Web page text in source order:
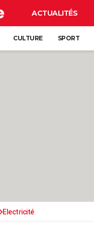
ACTUALITÉS
CULTURE SPORT
Electricité